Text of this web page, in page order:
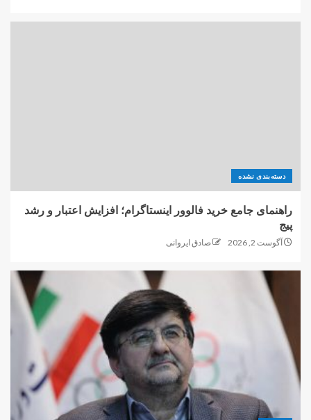
دسته‌بندی نشده
راهنمای جامع خرید فالوور اینستاگرام؛ افزایش اعتبار و رشد
پیج
آگوست 2, 2026 صادق ایروانی